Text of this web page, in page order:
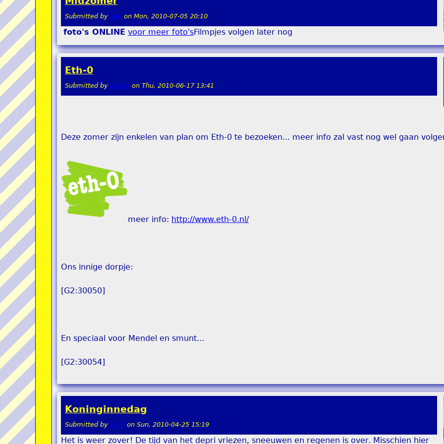
Submitted by stel on Mon, 2010-07-05 20:10
foto's ONLINE voor meer foto'sFilmpjes volgen later nog
Eth-0
Submitted by pokon on Thu, 2010-06-17 13:41
Deze zomer zijn enkelen van plan om Eth-0 te bezoeken... meer info zal vast nog wel gaan
meer info: http://www.eth-0.nl/
Ons innige dorpje:
[G2:30050]
En speciaal voor Mendel en smunt...
[G2:30054]
Koninginnedag
Submitted by remi on Sun, 2010-04-25 15:19
Het is weer zover! De tijd van het depri vriezen, sneeuwen en regenen is over. Misschien hier